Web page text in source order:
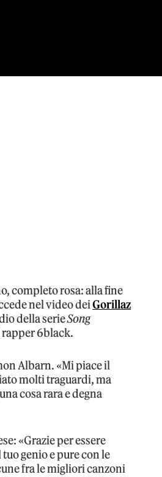
completo rosa: alla fine
nel video deiGorillaz
della serieSong
6black.
Albarn. «Mi piace il
molti traguardi, ma
cosa rara e degna
«Grazie per essere
genio e pure con le
fra le migliori canzoni